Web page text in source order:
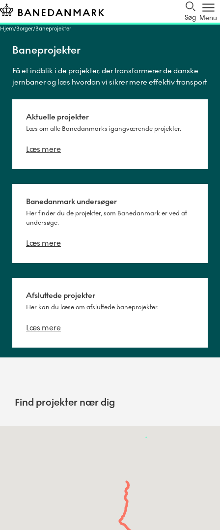
Søg Menu
Hjem Borger Baneprojekter
Baneprojekter
Få et indblik i de projekter, der transformerer de danske
jernbaner og læs hvordan vi sikrer mere effektiv transport
Aktuelle projekter
Læs om alle Banedanmarks igangværende projekter.
Læs mere
Banedanmark undersøger
Her finder du de projekter, som Banedanmark er ved at
undersøge.
Læs mere
Afsluttede projekter
Her kan du læse om afsluttede baneprojekter.
Læs mere
Find projekter nær dig